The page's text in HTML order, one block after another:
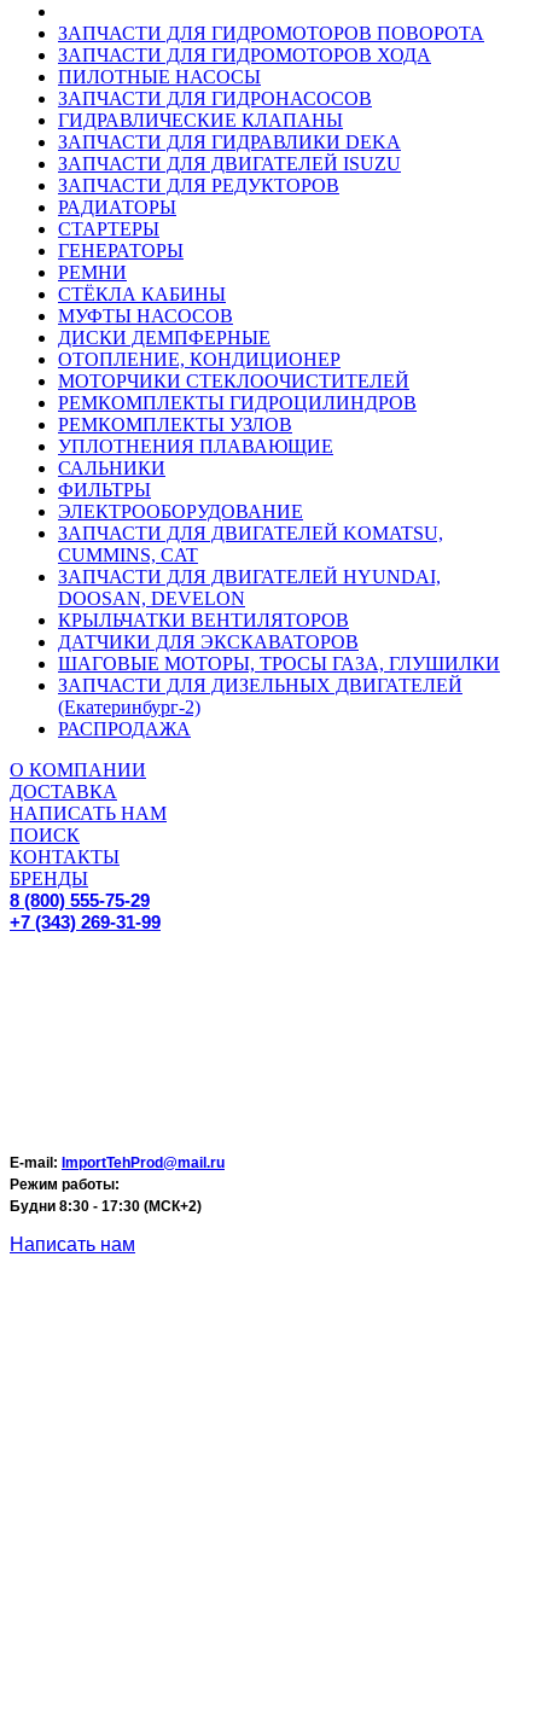
ЗАПЧАСТИ ДЛЯ ГИДРОМОТОРОВ ПОВОРОТА
ЗАПЧАСТИ ДЛЯ ГИДРОМОТОРОВ ХОДА
ПИЛОТНЫЕ НАСОСЫ
ЗАПЧАСТИ ДЛЯ ГИДРОНАСОСОВ
ГИДРАВЛИЧЕСКИЕ КЛАПАНЫ
ЗАПЧАСТИ ДЛЯ ГИДРАВЛИКИ DEKA
ЗАПЧАСТИ ДЛЯ ДВИГАТЕЛЕЙ ISUZU
ЗАПЧАСТИ ДЛЯ РЕДУКТОРОВ
РАДИАТОРЫ
СТАРТЕРЫ
ГЕНЕРАТОРЫ
РЕМНИ
СТЁКЛА КАБИНЫ
МУФТЫ НАСОСОВ
ДИСКИ ДЕМПФЕРНЫЕ
ОТОПЛЕНИЕ, КОНДИЦИОНЕР
МОТОРЧИКИ СТЕКЛООЧИСТИТЕЛЕЙ
РЕМКОМПЛЕКТЫ ГИДРОЦИЛИНДРОВ
РЕМКОМПЛЕКТЫ УЗЛОВ
УПЛОТНЕНИЯ ПЛАВАЮЩИЕ
САЛЬНИКИ
ФИЛЬТРЫ
ЭЛЕКТРООБОРУДОВАНИЕ
ЗАПЧАСТИ ДЛЯ ДВИГАТЕЛЕЙ KOMATSU,
CUMMINS, CAT
ЗАПЧАСТИ ДЛЯ ДВИГАТЕЛЕЙ HYUNDAI,
DOOSAN, DEVELON
КРЫЛЬЧАТКИ ВЕНТИЛЯТОРОВ
ДАТЧИКИ ДЛЯ ЭКСКАВАТОРОВ
ШАГОВЫЕ МОТОРЫ, ТРОСЫ ГАЗА, ГЛУШИЛКИ
ЗАПЧАСТИ ДЛЯ ДИЗЕЛЬНЫХ ДВИГАТЕЛЕЙ
(Екатеринбург-2)
РАСПРОДАЖА
О КОМПАНИИ
ДОСТАВКА
НАПИСАТЬ НАМ
ПОИСК
КОНТАКТЫ
БРЕНДЫ
8 (800) 555-75-29
+7 (343) 269-31-99
E-mail: ImportTehProd@mail.ru
Режим работы:
Будни 8:30 - 17:30 (МСК+2)
Написать нам